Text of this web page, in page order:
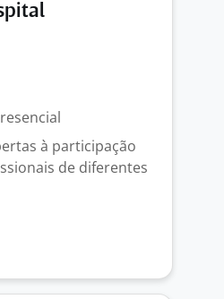
à participação
de diferentes